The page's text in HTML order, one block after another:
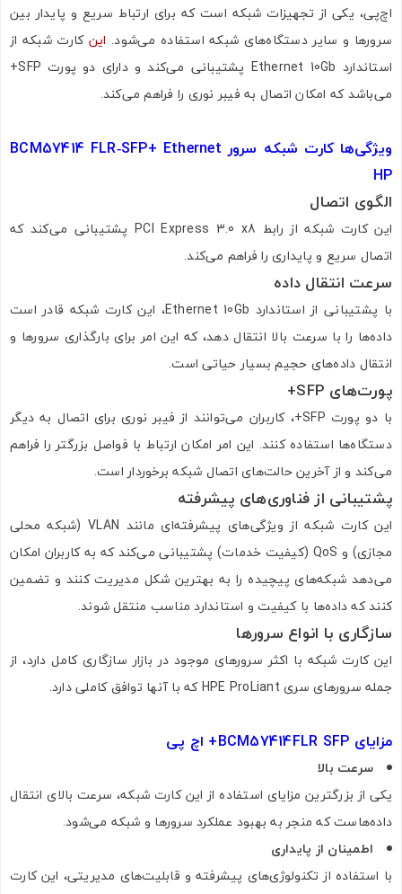
اچ‌پی، یکی از تجهیزات شبکه است که برای ارتباط سریع و پایدار بین
سرورها و سایر دستگاه‌های شبکه استفاده می‌شود. این کارت شبکه از
استاندارد Ethernet 10Gb پشتیبانی می‌کند و دارای دو پورت SFP+
می‌باشد که امکان اتصال به فیبر نوری را فراهم می‌کند.
ویژگی‌ها کارت شبکه سرور BCM57414 FLR‑SFP+ Ethernet
HP
الگوی اتصال
این کارت شبکه از رابط PCI Express 3.0 x8 پشتیبانی می‌کند که
اتصال سریع و پایداری را فراهم می‌کند.
سرعت انتقال داده
با پشتیبانی از استاندارد Ethernet 10Gb، این کارت شبکه قادر است
داده‌ها را با سرعت بالا انتقال دهد، که این امر برای بارگذاری سرورها و
انتقال داده‌های حجیم بسیار حیاتی است.
پورت‌های SFP+
با دو پورت SFP+، کاربران می‌توانند از فیبر نوری برای اتصال به دیگر
دستگاه‌ها استفاده کنند. این امر امکان ارتباط با فواصل بزرگتر را فراهم
می‌کند و از آخرین حالت‌های اتصال شبکه برخوردار است.
پشتیبانی از فناوری‌های پیشرفته
این کارت شبکه از ویژگی‌های پیشرفته‌ای مانند VLAN (شبکه محلی
مجازی) و QoS (کیفیت خدمات) پشتیبانی می‌کند که به کاربران امکان
می‌دهد شبکه‌های پیچیده را به بهترین شکل مدیریت کنند و تضمین
کنند که داده‌ها با کیفیت و استاندارد مناسب منتقل شوند.
سازگاری با انواع سرورها
این کارت شبکه با اکثر سرورهای موجود در بازار سازگاری کامل دارد، از
جمله سرورهای سری HPE ProLiant که با آنها توافق کاملی دارد.
مزایای BCM57414FLR SFP+ اچ پی
سرعت بالا
یکی از بزرگترین مزایای استفاده از این کارت شبکه، سرعت بالای انتقال
داده‌هاست که منجر به بهبود عملکرد سرورها و شبکه می‌شود.
اطمینان از پایداری
با استفاده از تکنولوژی‌های پیشرفته و قابلیت‌های مدیریتی، این کارت